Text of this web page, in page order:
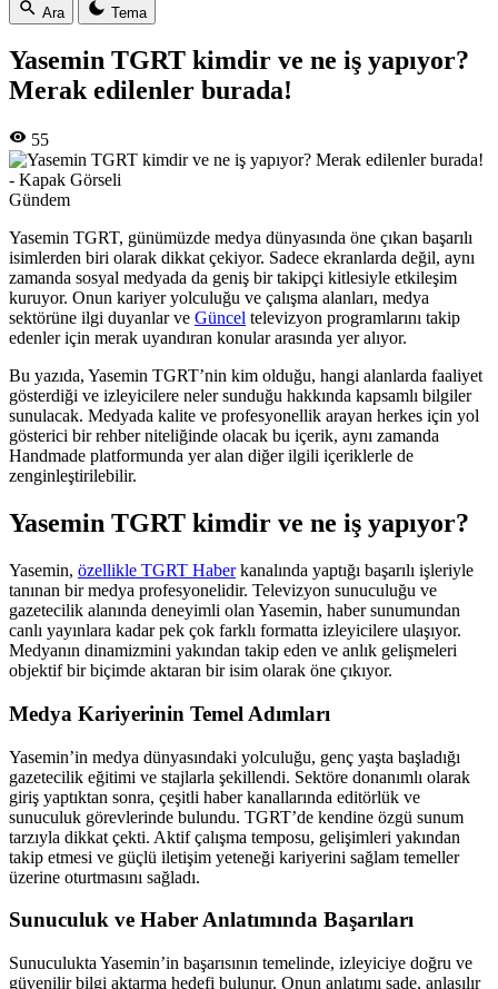
Ara Tema
Yasemin TGRT kimdir ve ne iş yapıyor?
Merak edilenler burada!
55
Gündem
Yasemin TGRT, günümüzde medya dünyasında öne çıkan başarılı
isimlerden biri olarak dikkat çekiyor. Sadece ekranlarda değil, aynı
zamanda sosyal medyada da geniş bir takipçi kitlesiyle etkileşim
kuruyor. Onun kariyer yolculuğu ve çalışma alanları, medya
sektörüne ilgi duyanlar ve Güncel televizyon programlarını takip
edenler için merak uyandıran konular arasında yer alıyor.
Bu yazıda, Yasemin TGRT’nin kim olduğu, hangi alanlarda faaliyet
gösterdiği ve izleyicilere neler sunduğu hakkında kapsamlı bilgiler
sunulacak. Medyada kalite ve profesyonellik arayan herkes için yol
gösterici bir rehber niteliğinde olacak bu içerik, aynı zamanda
Handmade platformunda yer alan diğer ilgili içeriklerle de
zenginleştirilebilir.
Yasemin TGRT kimdir ve ne iş yapıyor?
Yasemin, özellikle TGRT Haberkanalında yaptığı başarılı işleriyle
tanınan bir medya profesyonelidir. Televizyon sunuculuğu ve
gazetecilik alanında deneyimli olan Yasemin, haber sunumundan
canlı yayınlara kadar pek çok farklı formatta izleyicilere ulaşıyor.
Medyanın dinamizmini yakından takip eden ve anlık gelişmeleri
objektif bir biçimde aktaran bir isim olarak öne çıkıyor.
Medya Kariyerinin Temel Adımları
Yasemin’in medya dünyasındaki yolculuğu, genç yaşta başladığı
gazetecilik eğitimi ve stajlarla şekillendi. Sektöre donanımlı olarak
giriş yaptıktan sonra, çeşitli haber kanallarında editörlük ve
sunuculuk görevlerinde bulundu. TGRT’de kendine özgü sunum
tarzıyla dikkat çekti. Aktif çalışma temposu, gelişimleri yakından
takip etmesi ve güçlü iletişim yeteneği kariyerini sağlam temeller
üzerine oturtmasını sağladı.
Sunuculuk ve Haber Anlatımında Başarıları
Sunuculukta Yasemin’in başarısının temelinde, izleyiciye doğru ve
güvenilir bilgi aktarma hedefi bulunur. Onun anlatımı sade, anlaşılır